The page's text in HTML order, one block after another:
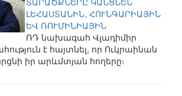
ԼԵՀԱՍՏԱՆԻՆ, ՀՈՒՆԳԱՐԻԱՅԻՆ
ԵՎ ՌՈՒՄԻՆԻԱՅԻՆ
ՌԴ նախագահ Վլադիմիր
է հայտնել, որ Ուկրաինան
իր արևմտյան հողերը։